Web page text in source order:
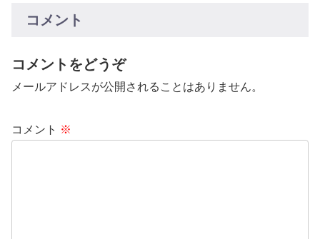
コメント
コメントをどうぞ
メールアドレスが公開されることはありません。
コメント ※